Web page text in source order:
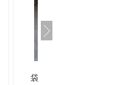
毛发过滤器生产厂家